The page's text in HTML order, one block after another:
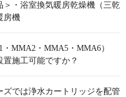
・浴室換気暖房乾燥機（三乾
房機
MMA2・MMA5・MMA6）
施工可能ですか？
では浄水カートリッジを配管